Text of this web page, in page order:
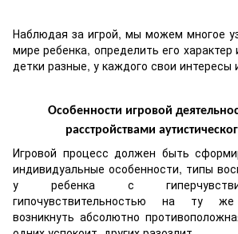
Наблюдая за игрой, мы можем многое
мире ребенка, определить его
детки разные, у каждого свои интересы
Особенности игровой
расстройствами
Игровой процесс должен быть
индивидуальные особенности, типы
у ребенка с
гипочувствительностью на ту
возникнуть абсолютно